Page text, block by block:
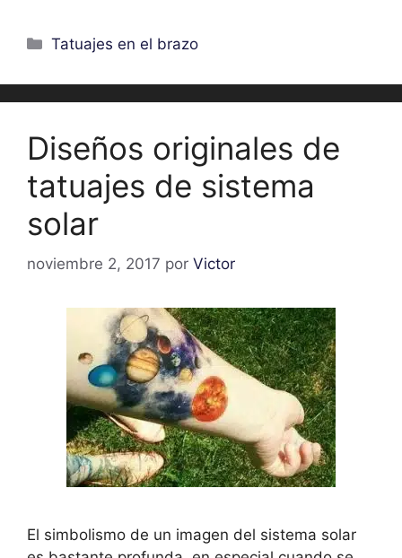
Categorías
Tatuajes en el brazo
Diseños originales de
tatuajes de sistema
solar
noviembre 2, 2017 por Victor
El simbolismo de un imagen del sistema solar